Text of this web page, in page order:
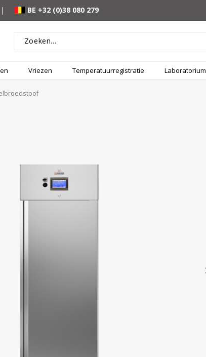
| BE +32 (0)38 080 279
Vriezen Temperatuurregistratie